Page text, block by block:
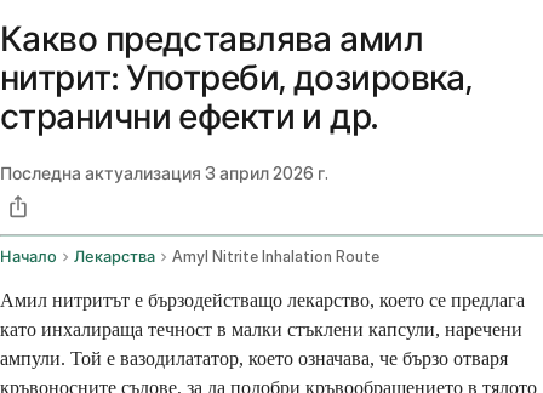
Какво представлява амил
нитрит: Употреби, дозировка,
странични ефекти и др.
Последна актуализация 3 април 2026 г.
Начало Лекарства Amyl Nitrite Inhalation Route
Амил нитритът е бързодействащо лекарство, което се предлага
като инхалираща течност в малки стъклени капсули, наречени
ампули. Той е вазодилататор, което означава, че бързо отваря
кръвоносните съдове, за да подобри кръвообращението в тялото